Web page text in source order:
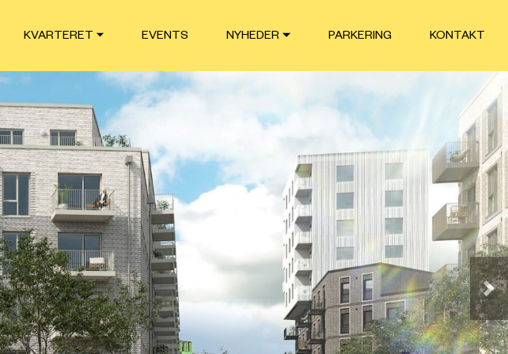
KVARTERET EVENTS NYHEDER PARKERING KONTAKT